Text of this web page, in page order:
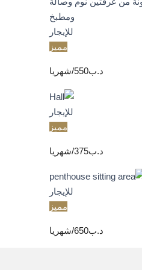
للإيجار
مميز
د.ب‎550/شهريا
للإيجار
مميز
د.ب‎375/شهريا
للإيجار
مميز
د.ب‎650/شهريا